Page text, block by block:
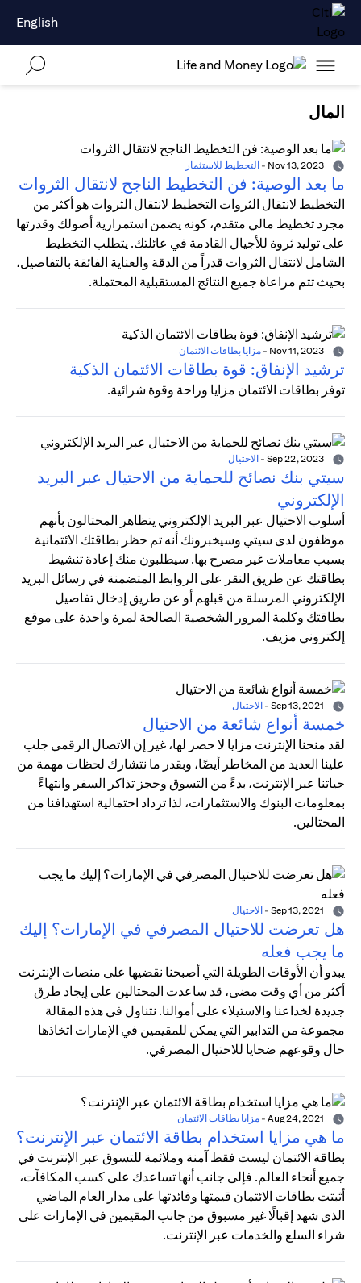
English
المال
- التخطيط للاستثمار
ما بعد الوصية: فن التخطيط الناجح لانتقال الثروات
التخطيط لانتقال الثروات التخطيط لانتقال الثروات هو أكثر من
مجرد تخطيط مالي متقدم، كونه يضمن استمرارية أصولك وقدرتها
على توليد ثروة للأجيال القادمة في عائلتك. يتطلب التخطيط
الشامل لانتقال الثروات قدراً من الدقة والعناية الفائقة بالتفاصيل،
بحيث تتم مراعاة جميع النتائج المستقبلية المحتملة.
- مزايا بطاقات الائتمان
ترشيد الإنفاق: قوة بطاقات الائتمان الذكية
توفر بطاقات الائتمان مزايا وراحة وقوة شرائية.
- الاحتيال
سيتي بنك نصائح للحماية من الاحتيال عبر البريد
الإلكتروني
أسلوب الاحتيال عبر البريد الإلكتروني يتظاهر المحتالون بأنهم
موظفون لدى سيتي وسيخبرونك أنه تم حظر بطاقتك الائتمانية
بسبب معاملات غير مصرح بها. سيطلبون منك إعادة تنشيط
بطاقتك عن طريق النقر على الروابط المتضمنة في رسائل البريد
الإلكتروني المرسلة من قبلهم أو عن طريق إدخال تفاصيل
بطاقتك وكلمة المرور الشخصية الصالحة لمرة واحدة على موقع
إلكتروني مزيف.
- الاحتيال
خمسة أنواع شائعة من الاحتيال
لقد منحنا الإنترنت مزايا لا حصر لها، غير إن الاتصال الرقمي جلب
علينا العديد من المخاطر أيضًا، وبقدر ما نتشارك لحظات مهمة من
حياتنا عبر الإنترنت، بدءً من التسوق وحجز تذاكر السفر وانتهاءً
بمعلومات البنوك والاستثمارات، لذا تزداد احتمالية استهدافنا من
المحتالين.
- الاحتيال
هل تعرضت للاحتيال المصرفي في الإمارات؟ إليك
ما يجب فعله
يبدو أن الأوقات الطويلة التي أصبحنا نقضيها على منصات الإنترنت
أكثر من أي وقت مضى، قد ساعدت المحتالين على إيجاد طرق
جديدة لخداعنا والاستيلاء على أموالنا. نتناول في هذه المقالة
مجموعة من التدابير التي يمكن للمقيمين في الإمارات اتخاذها
حال وقوعهم ضحايا للاحتيال المصرفي.
- مزايا بطاقات الائتمان
ما هي مزايا استخدام بطاقة الائتمان عبر الإنترنت؟
بطاقة الائتمان ليست فقط آمنة وملائمة للتسوق عبر الإنترنت في
جميع أنحاء العالم. فإلى جانب أنها تساعدك على كسب المكافآت،
أثبتت بطاقات الائتمان قيمتها وفائدتها على مدار العام الماضي
الذي شهد إقبالًا غير مسبوق من جانب المقيمين في الإمارات على
شراء السلع والخدمات عبر الإنترنت.